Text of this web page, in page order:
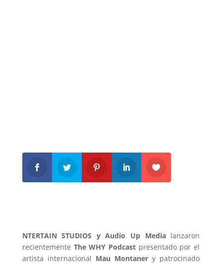
NTERTAIN STUDIOS y Audio Up Medialanzaron
recientemente The WHY Podcast presentado por el
artista internacional Mau Montanery patrocinado